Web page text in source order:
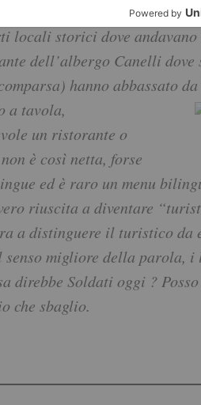
a cena comunisti e
locali storici dove
dell’albergo Canelli dove
hanno abbassato
a tavola,
un ristorante o
è così netta, forse
ed è raro un menu
riuscita a diventare
a distinguere il turistico
migliore della parola,
direbbe Soldati oggi ?
che sbaglio.